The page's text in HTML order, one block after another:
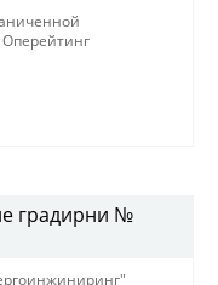
градирни №